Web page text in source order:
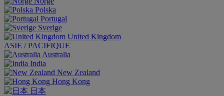
Polska
Portugal
Sverige
United Kingdom
ASIE / PACIFIQUE
Australia
India
New Zealand
Hong Kong
日本